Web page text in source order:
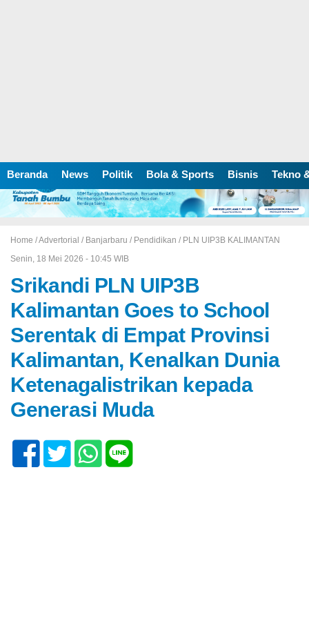
Beranda News Politik Bola & Sports Bisnis Tekno
Home /Advertorial / Banjarbaru / Pendidikan / PLN UIP3B KALIMANTAN
Senin, 18 Mei 2026 - 10:45 WIB
Srikandi PLN UIP3B
Kalimantan Goes to School
Serentak di Empat Provinsi
Kalimantan, Kenalkan Dunia
Ketenagalistrikan kepada
Generasi Muda